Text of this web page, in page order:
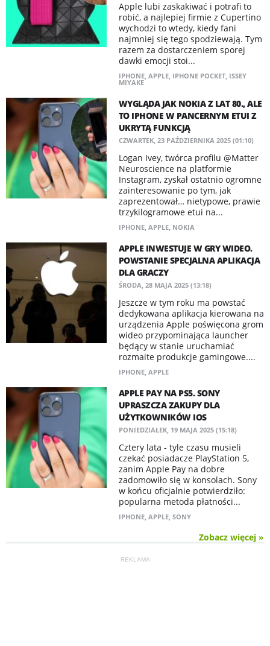
Apple lubi zaskakiwać i potrafi to
robić, a najlepiej firmie z Cupertino
wychodzi to wtedy, kiedy fani
najmniej się tego spodziewają. Tym
razem za dostarczeniem sporej
dawki emocji stoi...
IPHONE, APPLE, IPHONE POCKET, ISSEY
MIYAKE
WYGLĄDA JAK NOKIA Z LAT 80., ALE
TO IPHONE W PANCERNYM ETUI Z
UKRYTĄ FUNKCJĄ
CZWARTEK, 23 PAŹDZIERNIKA 2025 (01:10)
Logan Ivey, twórca profilu @Matter
Neuroscience na platformie
Instagram, zyskał ostatnio ogromne
zainteresowanie po tym, jak
zaprezentował… nietypowe, prawie
trzykilogramowe etui na...
IPHONE, APPLE, NOKIA
APPLE INWESTUJE W GRY WIDEO.
POWSTANIE SPECJALNA APLIKACJA
DLA GRACZY
ŚRODA, 28 MAJA 2025 (13:18)
Jeszcze w tym roku ma powstać
dedykowana aplikacja kierowana na
urządzenia Apple poświęcona grom
wideo przypominająca launcher
będący w stanie uruchamiać
rozmaite produkcje gamingowe....
IPHONE, APPLE
APPLE PAY NA PS5. SONY
UPRASZCZA ZAKUPY DLA
UŻYTKOWNIKÓW IOS
PONIEDZIAŁEK, 19 MAJA 2025 (15:18)
Cztery lata - tyle czasu musieli
czekać posiadacze PlayStation 5,
zanim Apple Pay na dobre
zadomowiło się w konsolach. Sony
w końcu oficjalnie potwierdziło:
popularna metoda płatności...
IPHONE, APPLE, SONY
Zobacz więcej »
REKLAMA